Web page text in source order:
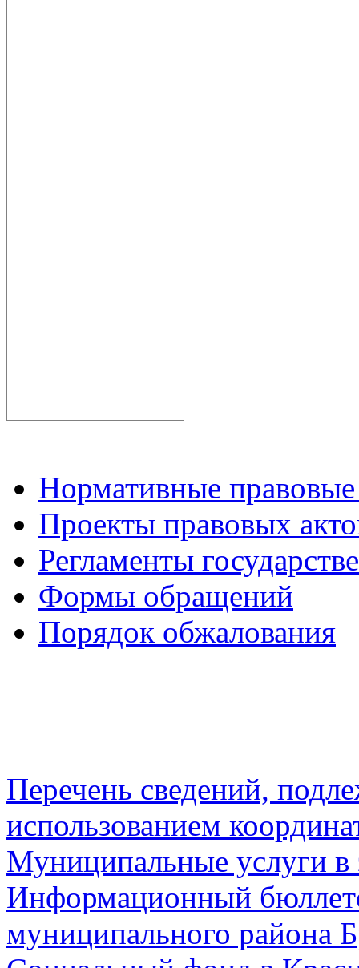
Нормативные
Проекты правовых
Регламенты
Формы обращений
Порядок обжалования
Перечень сведений,
использованием
Муниципальные услуги в
Информационный
муниципального района